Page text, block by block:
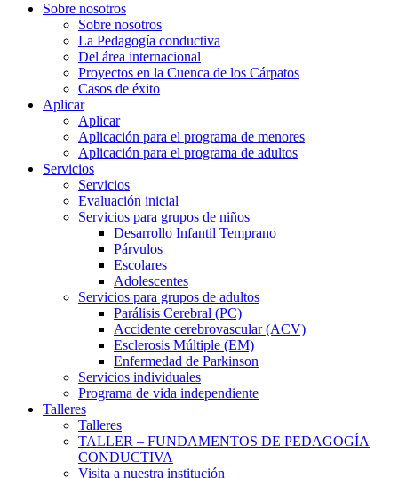
Sobre nosotros
Sobre nosotros
La Pedagogía conductiva
Del área internacional
Proyectos en la Cuenca de los Cárpatos
Casos de éxito
Aplicar
Aplicar
Aplicación para el programa de menores
Aplicación para el programa de adultos
Servicios
Servicios
Evaluación inicial
Servicios para grupos de niños
Desarrollo Infantil Temprano
Párvulos
Escolares
Adolescentes
Servicios para grupos de adultos
Parálisis Cerebral (PC)
Accidente cerebrovascular (ACV)
Esclerosis Múltiple (EM)
Enfermedad de Parkinson
Servicios individuales
Programa de vida independiente
Talleres
Talleres
TALLER – FUNDAMENTOS DE PEDAGOGÍA
CONDUCTIVA
Visita a nuestra institución